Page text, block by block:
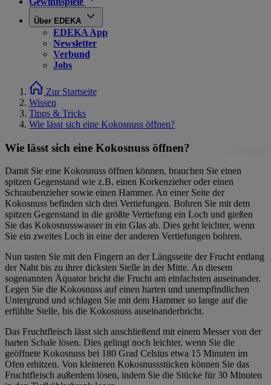
Über EDEKA
EDEKA App
Newsletter
Verbund
Jobs
Zur Startseite
Wissen
Tipps & Tricks
Wie lässt sich eine Kokosnuss öffnen?
Wie lässt sich eine Kokosnuss öffnen?
Damit Sie eine Kokosnuss öffnen können, brauchen Sie einen
spitzen Gegenstand wie z.B. einen Korkenzieher oder einen
Schraubenzieher sowie einen Hammer. An einer Seite der
Kokosnuss befinden sich drei Vertiefungen. Bohren Sie mit dem
spitzen Gegenstand in die größte Vertiefung ein Loch und gießen
Sie das Kokosnusswasser in ein Glas ab. Dies geht leichter, wenn
Sie ein zweites Loch in eine der anderen Vertiefungen bohren.
Nun tasten Sie mit den Fingern an der Längsseite der Frucht entlang
der Naht bis zu ihrer dicksten Stelle in der Mitte. An diesem
sogenannten Äquator bricht die Frucht am einfachsten auseinander.
Legen Sie die Kokosnuss auf einen harten und unempfindlichen
Untergrund und schlagen Sie mit dem Hammer so lange auf die
erfühlte Stelle, bis die Kokosnuss auseinanderbricht.
Das Fruchtfleisch lässt sich anschließend mit einem Messer von der
harten Schale lösen. Dies gelingt noch leichter, wenn Sie die
geöffnete Kokosnuss bei 180 Grad Celsius etwa 15 Minuten im
Ofen erhitzen. Von kleineren Kokosnussstücken können Sie das
Fruchtfleisch außerdem lösen, indem Sie die Stücke für 30 Minuten